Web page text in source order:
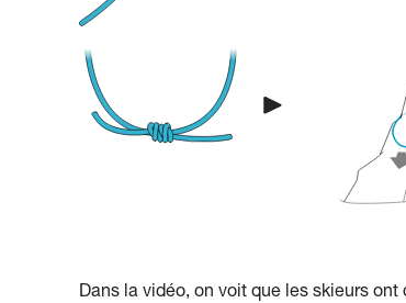
Dans la vidéo, on voit que les skieurs